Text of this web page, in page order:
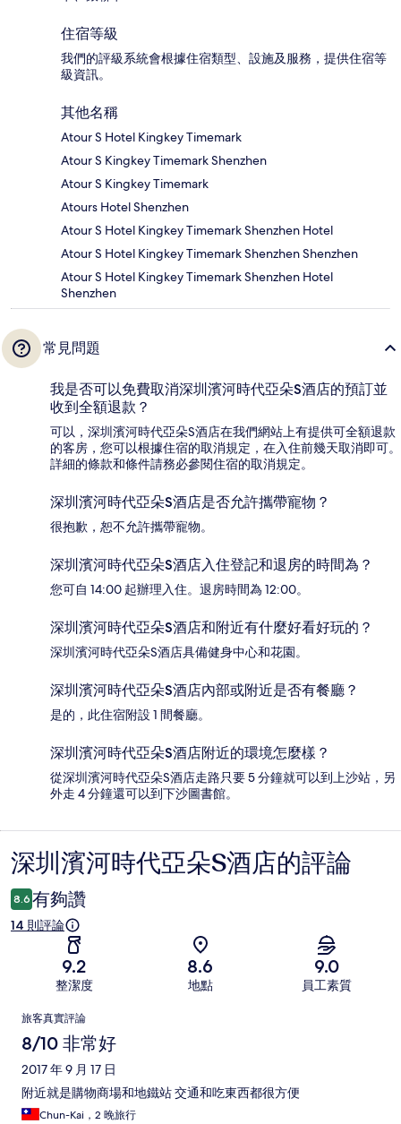
住宿等級
我們的評級系統會根據住宿類型、設施及服務，提供住宿等
級資訊。
其他名稱
Atour S Hotel Kingkey Timemark
Atour S Kingkey Timemark Shenzhen
Atour S Kingkey Timemark
Atours Hotel Shenzhen
Atour S Hotel Kingkey Timemark Shenzhen Hotel
Atour S Hotel Kingkey Timemark Shenzhen Shenzhen
Atour S Hotel Kingkey Timemark Shenzhen Hotel
Shenzhen
常見問題
我是否可以免費取消深圳濱河時代亞朵S酒店的預訂並
收到全額退款？
可以，深圳濱河時代亞朵S酒店在我們網站上有提供可全額退款
的客房，您可以根據住宿的取消規定，在入住前幾天取消即可。
詳細的條款和條件請務必參閱住宿的取消規定。
深圳濱河時代亞朵S酒店是否允許攜帶寵物？
很抱歉，恕不允許攜帶寵物。
深圳濱河時代亞朵S酒店入住登記和退房的時間為？
您可自 14:00 起辦理入住。退房時間為 12:00。
深圳濱河時代亞朵S酒店和附近有什麼好看好玩的？
深圳濱河時代亞朵S酒店具備健身中心和花園。
深圳濱河時代亞朵S酒店內部或附近是否有餐廳？
是的，此住宿附設 1 間餐廳。
深圳濱河時代亞朵S酒店附近的環境怎麼樣？
從深圳濱河時代亞朵S酒店走路只要 5 分鐘就可以到上沙站，另
外走 4 分鐘還可以到下沙圖書館。
評
論
深圳濱河時代亞朵S酒店的評論
8.6 有夠讚
14 則評論
9.2
整潔度
8.6
地點
9.0
員工素質
評
論
旅客真實評論
8/10 非常好
2017 年 9 月 17 日
附近就是購物商場和地鐵站 交通和吃東西都很方便
Chun-Kai，2 晚旅行